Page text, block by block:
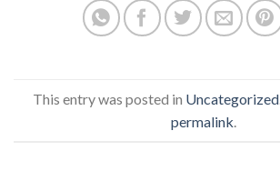
This entry was posted in Uncategorized
permalink